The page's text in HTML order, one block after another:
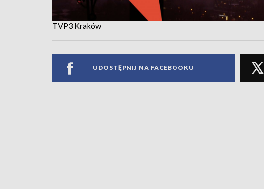
TVP3 Kraków
UDOSTĘPNIJ NA FACEBOOKU